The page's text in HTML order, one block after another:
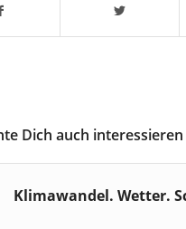
Dich auch interessieren
Klimawandel. Wetter.